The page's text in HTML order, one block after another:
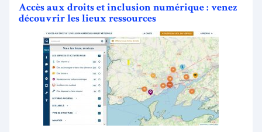
Accès aux droits et inclusion numérique : venez
découvrir les lieux ressources